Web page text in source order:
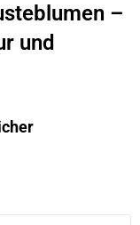
–
und